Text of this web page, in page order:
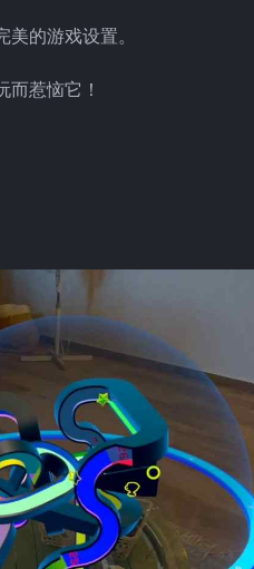
的游戏设置。
惹恼它！